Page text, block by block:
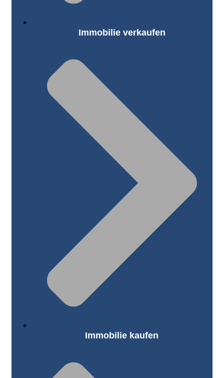
Immobilie verkaufen
Immobilie kaufen